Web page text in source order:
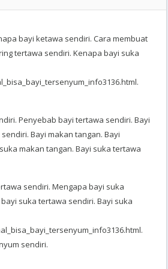
bayi ketawa sendiri. Cara membuat
tertawa sendiri. Kenapa bayi suka
Penyebab bayi tertawa sendiri. Bayi
Bayi makan tangan. Bayi
makan tangan. Bayi suka tertawa
sendiri. Mengapa bayi suka
suka tertawa sendiri. Bayi suka
sendiri.